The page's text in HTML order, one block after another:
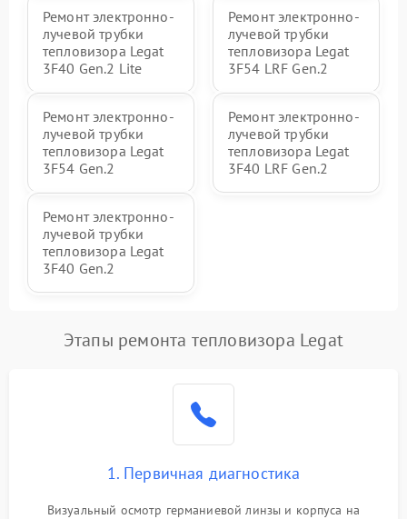
Ремонт электронно-
лучевой трубки
тепловизора Legat
3F40 Gen.2 Lite
Ремонт электронно-
лучевой трубки
тепловизора Legat
3F54 LRF Gen.2
Ремонт электронно-
лучевой трубки
тепловизора Legat
3F54 Gen.2
Ремонт электронно-
лучевой трубки
тепловизора Legat
3F40 LRF Gen.2
Ремонт электронно-
лучевой трубки
тепловизора Legat
3F40 Gen.2
Этапы ремонта тепловизора Legat
1. Первичная диагностика
Визуальный осмотр германиевой линзы и корпуса на